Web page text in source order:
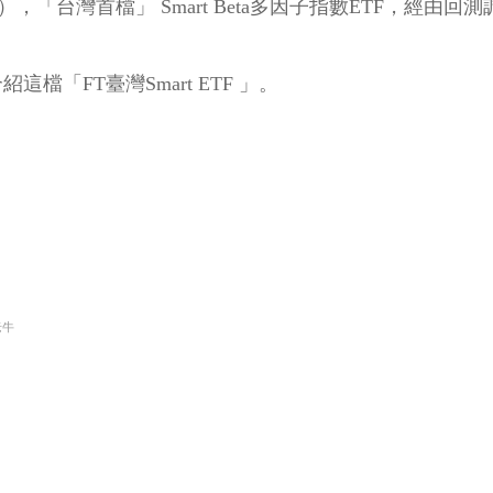
，「台灣首檔」 Smart Beta多因子指數ETF，經由回
這檔「FT臺灣Smart ETF 」。
牛